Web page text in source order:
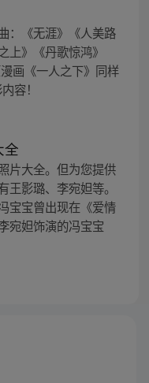
：《无涯》《人美路
上》《丹歌惊鸿》
画《一人之下》同样
容！
全
片大全。但为您提供
影璐、李宛妲等。
宝宝曾出现在《爱情
宛妲饰演的冯宝宝